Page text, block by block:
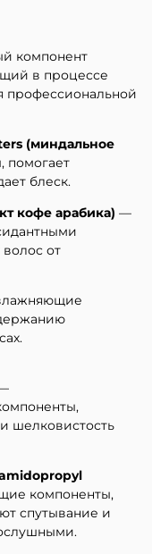
компонент
в процессе
профессиональной
(миндальное
помогает
блеск.
кофе арабика) —
от
шелковистость
компоненты,
спутывание и